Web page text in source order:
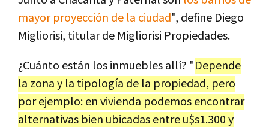
mayor proyección de la ciudad", define Diego
Migliorisi, titular de Migliorisi Propiedades.
¿Cuánto están los inmuebles allí? "Depende
la zona y la tipología de la propiedad, pero
por ejemplo: en vivienda podemos encontrar
alternativas bien ubicadas entre u$s1.300 y